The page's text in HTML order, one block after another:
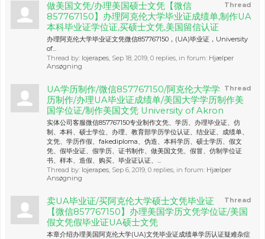
Thread
做美国文凭/办理美国硕士文凭【微信
857767150】办理阿克伦大学毕业证成绩单,制作UA
本科毕业证学位证,买硕士文凭,美国留信认证
办理阿克伦大学毕业证文凭微信857767150，(UA)毕业证，University
of...
Thread by: lojerapes, Sep 18, 2019, 0 replies, in forum: Hjælper
Ansøgning
Thread
UA学历制作/微信857767150/阿克伦大学学
历制作/办理UA毕业证成绩单/美国大学学历制作美
国学位证/制作美国文凭 University of Akron
实体公司客服微信857767150专业制作文凭、学历、办理毕业证、仿
制、本科、硕士学位、办理、教育部学历学位认证、结业证、成绩单、
文凭、学历作假、fakediploma、伪造、本科学历、硕士学历、假文
凭、假毕业证、假学历、证书制作、做美国文凭、假冒、仿制学位证
书、样本、造假、购买、毕业证认证、...
Thread by: lojerapes, Sep 6, 2019, 0 replies, in forum: Hjælper
Ansøgning
Thread
卖UA毕业证/买阿克伦大学硕士文凭毕业证
【微信857767150】办理美国学历文凭学位证/美国
假文凭假毕业证UA硕士文凭
本章介绍办理美国阿克伦大学(UA)文凭毕业证成绩单学历认证疑难杂症